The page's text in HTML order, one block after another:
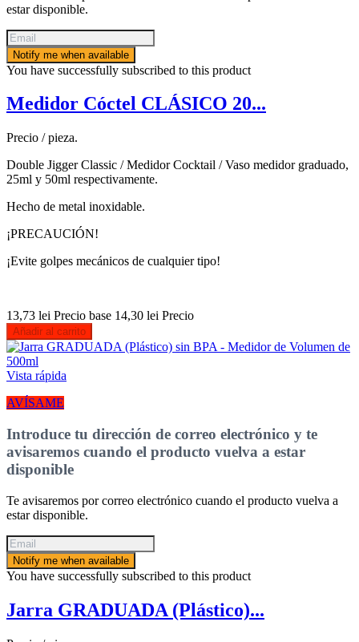
estar disponible.
Notify me when available
You have successfully subscribed to this product
Medidor Cóctel CLÁSICO 20...
Precio / pieza.
Double Jigger Classic / Medidor Cocktail / Vaso medidor graduado,
25ml y 50ml respectivamente.
Hecho de metal inoxidable.
¡PRECAUCIÓN!
¡Evite golpes mecánicos de cualquier tipo!
13,73 lei Precio base 14,30 lei Precio
Añadir al carrito
Vista rápida
AVÍSAME
Introduce tu dirección de correo electrónico y te
avisaremos cuando el producto vuelva a estar
disponible
Te avisaremos por correo electrónico cuando el producto vuelva a
estar disponible.
Notify me when available
You have successfully subscribed to this product
Jarra GRADUADA (Plástico)...